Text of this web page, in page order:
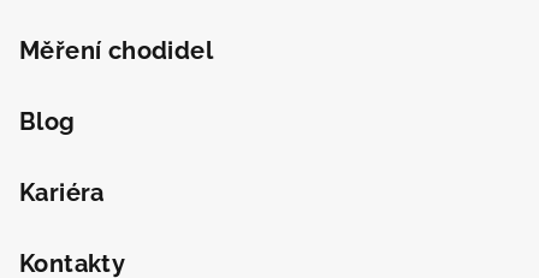
Měření chodidel
Blog
Kariéra
Kontakty